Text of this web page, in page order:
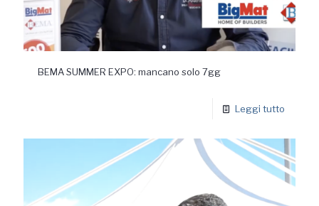
BEMA SUMMER EXPO: mancano solo 7gg
Leggi tutto